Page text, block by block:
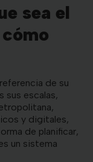
sea el
de su
sus escalas,
y digitales,
de planificar,
un sistema